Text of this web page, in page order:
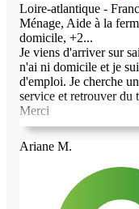
Loire-atlantique -
Ménage, Aide à la
domicile, +2...
Je viens d'arriver sur
n'ai ni domicile et je
d'emploi. Je cherche
service et retrouver du
Merci
Ariane M.